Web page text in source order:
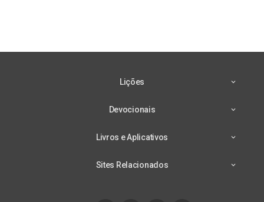
Lições
Devocionais
Livros e Aplicativos
Sites Relacionados